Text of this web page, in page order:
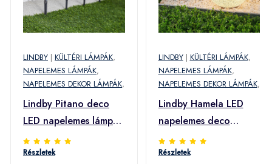
LINDBY | KÜLTÉRI LÁMPÁK,
NAPELEMES LÁMPÁK,
NAPELEMES DEKOR LÁMPÁK,
Lindby Pitano deco
LED napelemes lámpa
10 db-os
Részletek
LINDBY| KÜLTÉRI LÁMPÁK,
NAPELEMES LÁMPÁK,
NAPELEMES DEKOR LÁMPÁK,
Lindby Hamela LED
napelemes deco
lámpa, RGB, 30 cm
Részletek